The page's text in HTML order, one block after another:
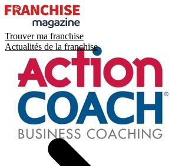
Trouver ma franchise
Actualités de la franchise